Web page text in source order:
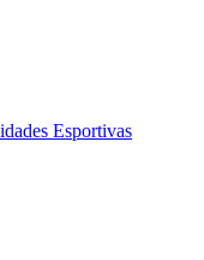
Esportivas